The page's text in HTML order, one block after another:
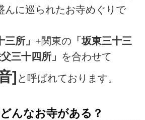
んに巡られたお寺めぐりで
三所」 +関東の 「坂東三十三
父三十四所」 を合わせて
] と呼ばれております。
んなお寺がある？